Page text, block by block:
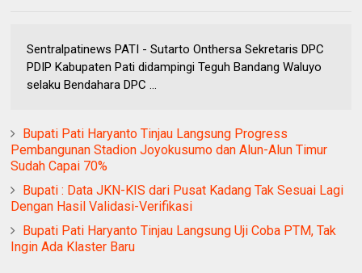
Sentralpatinews PATI - Sutarto Onthersa Sekretaris DPC
PDIP Kabupaten Pati didampingi Teguh Bandang Waluyo
selaku Bendahara DPC ...
Bupati Pati Haryanto Tinjau Langsung Progress
Pembangunan Stadion Joyokusumo dan Alun-Alun Timur
Sudah Capai 70%
Bupati : Data JKN-KIS dari Pusat Kadang Tak Sesuai Lagi
Dengan Hasil Validasi-Verifikasi
Bupati Pati Haryanto Tinjau Langsung Uji Coba PTM, Tak
Ingin Ada Klaster Baru